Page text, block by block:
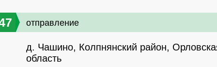
отправление
д. Чашино, Колпнянский район,
область